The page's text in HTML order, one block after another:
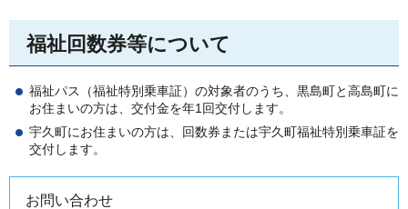
福祉回数券等について
福祉パス（福祉特別乗車証）の対象者のうち、黒島町と高島町に
お住まいの方は、交付金を年1回交付します。
宇久町にお住まいの方は、回数券または宇久町福祉特別乗車証を
交付します。
お問い合わせ